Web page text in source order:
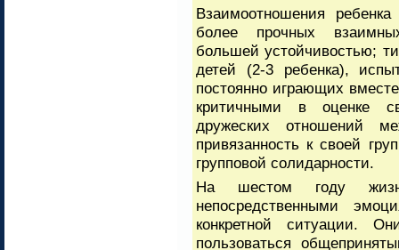
Взаимоотношения
более прочных
большей устойчивостью;
детей (2-3 ребенка),
постоянно играющих
критичными в оценке
дружеских отношений
привязанность к своей
групповой солидарности.
На шестом году
непосредственными
конкретной ситуации.
пользоваться